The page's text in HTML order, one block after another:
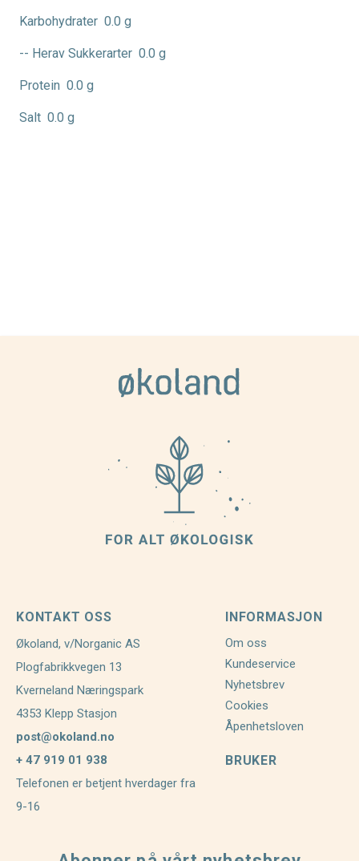
Karbohydrater 0.0 g
-- Herav Sukkerarter 0.0 g
Protein 0.0 g
Salt 0.0 g
KONTAKT OSS
Økoland, v/Norganic AS
Plogfabrikkvegen 13
Kverneland Næringspark
4353 Klepp Stasjon
post@okoland.no
+ 47 919 01 938
Telefonen er betjent hverdager fra
9-16
INFORMASJON
Om oss
Kundeservice
Nyhetsbrev
Cookies
Åpenhetsloven
BRUKER